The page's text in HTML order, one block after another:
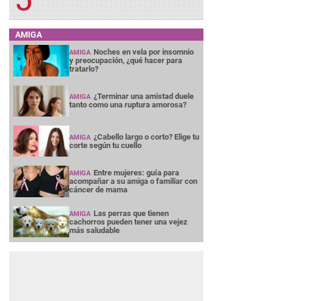
AMIGA
AMIGA Noches en vela por insomnio
y preocupación, ¿qué hacer para
tratarlo?
AMIGA ¿Terminar una amistad duele
tanto como una ruptura amorosa?
AMIGA ¿Cabello largo o corto? Elige tu
corte según tu cuello
AMIGA Entre mujeres: guía para
acompañar a su amiga o familiar con
cáncer de mama
AMIGA Las perras que tienen
cachorros pueden tener una vejez
más saludable